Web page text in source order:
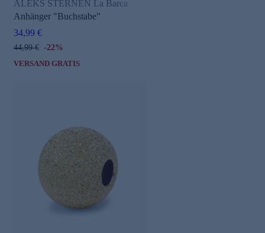
ALEKS STERNEN La Barca
Anhänger "Buchstabe"
34,99 €
44,99 € -22%
VERSAND GRATIS